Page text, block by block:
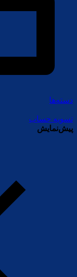
دسته‌ها
تسویه حساب
پیش‌نمایش